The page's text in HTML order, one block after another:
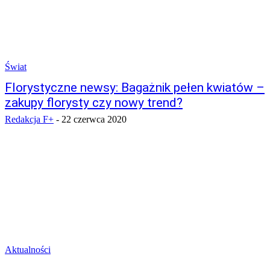
Świat
Florystyczne newsy: Bagażnik pełen kwiatów –
zakupy florysty czy nowy trend?
Redakcja F+ - 22 czerwca 2020
Aktualności